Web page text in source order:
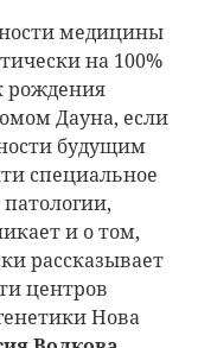
медицины
на 100%
рождения
Дауна, если
будущим
специальное
и о том,
рассказывает
центров
Нова